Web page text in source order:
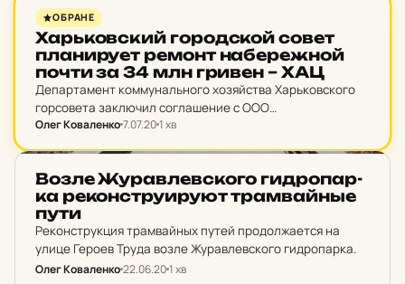
НОВИНИ ХАРКОВА
ОБРАНЕ
Харь­ков­ский го­род­ской совет
пла­ни­ру­ет ремонт на­бе­реж­ной
почти за 34 млн гривен – ХАЦ
Департамент коммунального хозяйства Харьковского
горсовета заключил соглашение с ООО
«Укрспецреставрация» по проведению ремонтных
Олег Коваленко7.07.201 хв
Возле Жу­рав­лев­ско­го гид­ро­пар­
ка ре­кон­стру­и­ру­ют трам­вай­ные
пути
Реконструкция трамвайных путей продолжается на
улице Героев Труда возле Журавлевского гидропарка.
Олег Коваленко22.06.201 хв